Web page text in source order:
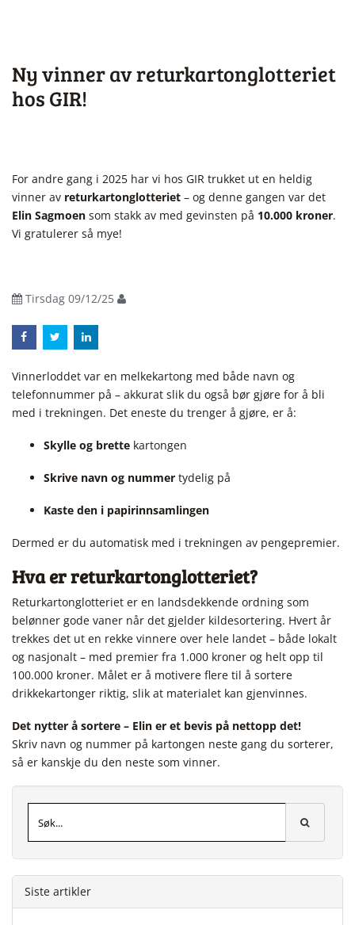
Ny vinner av returkartonglotteriet
hos GIR!
For andre gang i 2025 har vi hos GIR trukket ut en heldig
vinner av returkartonglotteriet – og denne gangen var det
Elin Sagmoen som stakk av med gevinsten på 10.000 kroner.
Vi gratulerer så mye!
Tirsdag 09/12/25
Vinnerloddet var en melkekartong med både navn og
telefonnummer på – akkurat slik du også bør gjøre for å bli
med i trekningen. Det eneste du trenger å gjøre, er å:
Skylle og brette kartongen
Skrive navn og nummer tydelig på
Kaste den i papirinnsamlingen
Dermed er du automatisk med i trekningen av pengepremier.
Hva er returkartonglotteriet?
Returkartonglotteriet er en landsdekkende ordning som
belønner gode vaner når det gjelder kildesortering. Hvert år
trekkes det ut en rekke vinnere over hele landet – både lokalt
og nasjonalt – med premier fra 1.000 kroner og helt opp til
100.000 kroner. Målet er å motivere flere til å sortere
drikkekartonger riktig, slik at materialet kan gjenvinnes.
Det nytter å sortere – Elin er et bevis på nettopp det!
Skriv navn og nummer på kartongen neste gang du sorterer,
så er kanskje du den neste som vinner.
Siste artikler